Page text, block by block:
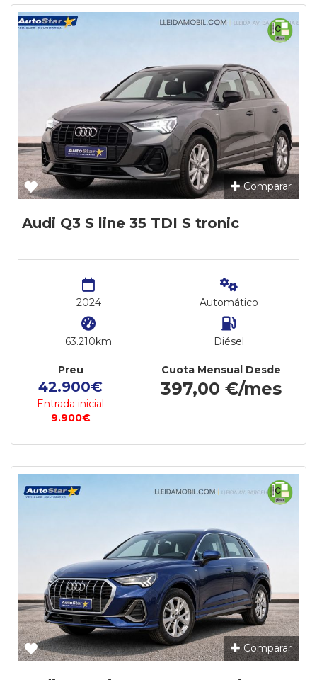
Comparar
Audi Q3 S line 35 TDI S tronic
2024
63.210km
Automático
Diésel
Preu
42.900€
Entrada inicial
9.900€
Cuota Mensual Desde
397,00 €/mes
Comparar